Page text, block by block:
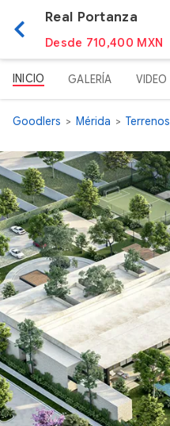
Real Portanza
Desde 710,400 MXN
INICIO GALERÍA VIDEO
Goodlers Mérida Terrenos